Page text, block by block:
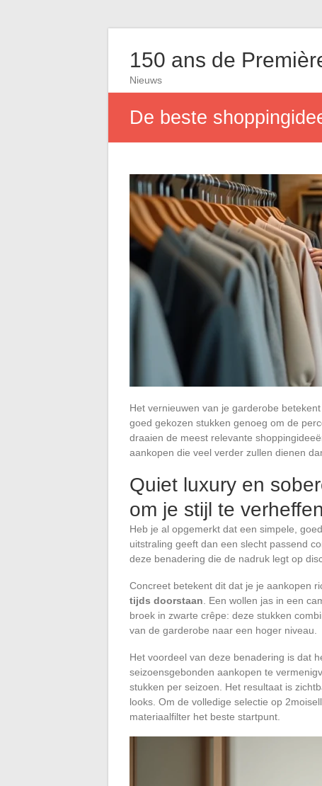
150 ans de
Nieuws
De beste
Het vernieuwen van je garderobe
goed gekozen stukken genoeg om de
draaien de meest relevante
aankopen die veel verder zullen dienen
Quiet luxury en
om je stijl te verheffen
Heb je al opgemerkt dat een simpele,
uitstraling geeft dan een slecht passend
deze benadering die de nadruk legt op
Concreet betekent dit dat je je aankopen
tijds doorstaan . Een wollen jas in een
broek in zwarte crêpe: deze stukken
van de garderobe naar een hoger niveau.
Het voordeel van deze benadering is dat
seizoensgebonden aankopen te
stukken per seizoen. Het resultaat is
looks. Om de volledige selectie op
materiaalfilter het beste startpunt.